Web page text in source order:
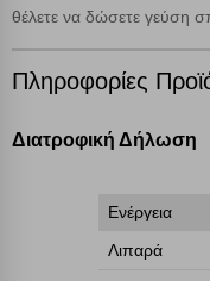
θέλετε να δώσετε γεύση
Πληροφορίες
Διατροφική Δήλωση
Ενέργεια
Λιπαρά
γνωρίζετε ότι
Cookies απόδοσης